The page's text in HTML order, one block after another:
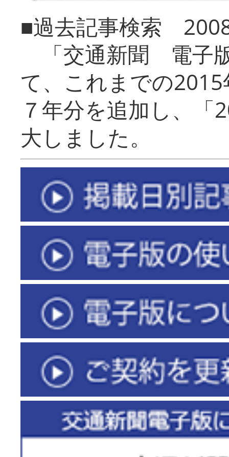
■過去記事検索
「交通新聞 電子
て、これまでの
７年分を追加し、「
大しまし